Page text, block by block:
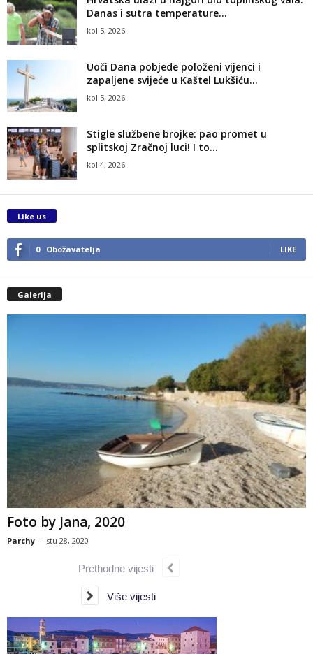
Danas i sutra temperature...
kol 5, 2026
Uoči Dana pobjede položeni vijenci i
zapaljene svijeće u Kaštel Lukšiću...
kol 5, 2026
Stigle službene brojke: pao promet u
splitskoj Zračnoj luci! I to...
kol 4, 2026
Like us
0 Obožavatelja LIKE
Galerija
Foto by Jana, 2020
Parchy - stu 28, 2020
Prethodne vijesti
Više vijesti